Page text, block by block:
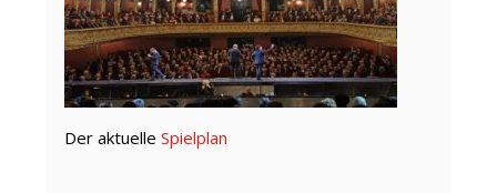
Der aktuelle Spielplan